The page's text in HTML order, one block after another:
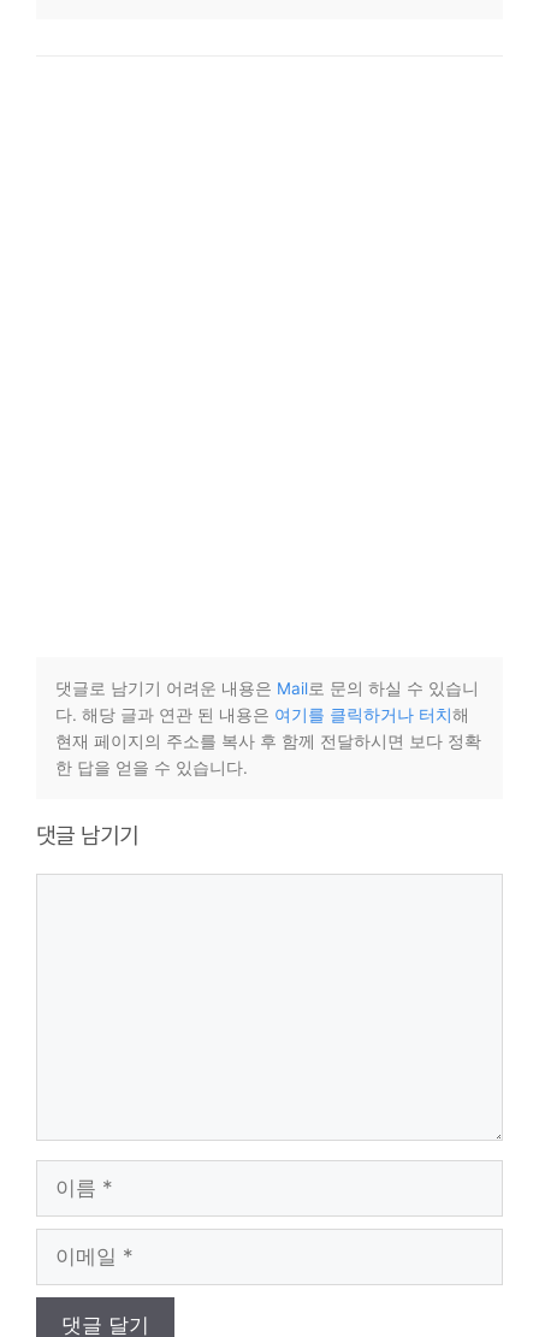
댓글로 남기기 어려운 내용은 Mail로 문의 하실 수 있습니
다. 해당 글과 연관 된 내용은 여기를 클릭하거나 터치해
현재 페이지의 주소를 복사 후 함께 전달하시면 보다 정확
한 답을 얻을 수 있습니다.
댓글 남기기
일